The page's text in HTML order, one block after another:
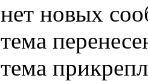
нет новых
тема
тема